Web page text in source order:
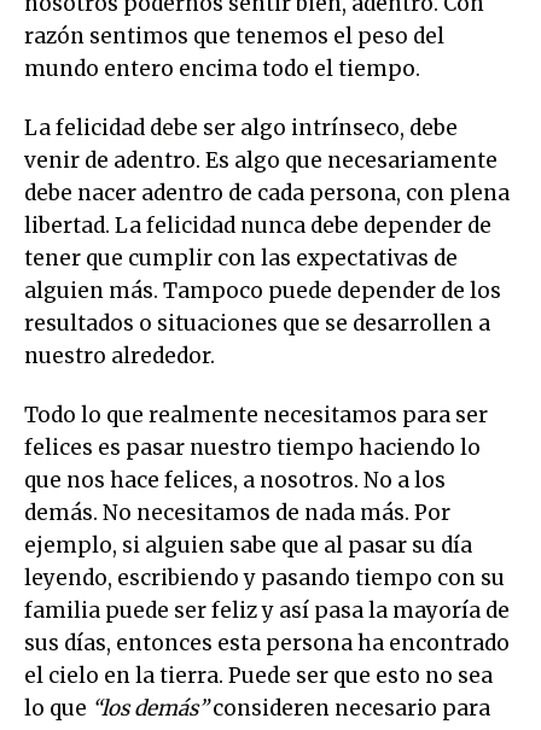
razón sentimos que tenemos el peso del
mundo entero encima todo el tiempo.
La felicidad debe ser algo intrínseco, debe
venir de adentro. Es algo que necesariamente
debe nacer adentro de cada persona, con plena
libertad. La felicidad nunca debe depender de
tener que cumplir con las expectativas de
alguien más. Tampoco puede depender de los
resultados o situaciones que se desarrollen a
nuestro alrededor.
Todo lo que realmente necesitamos para ser
felices es pasar nuestro tiempo haciendo lo
que nos hace felices, a nosotros. No a los
demás. No necesitamos de nada más. Por
ejemplo, si alguien sabe que al pasar su día
leyendo, escribiendo y pasando tiempo con su
familia puede ser feliz y así pasa la mayoría de
sus días, entonces esta persona ha encontrado
el cielo en la tierra. Puede ser que esto no sea
lo que “los demás”consideren necesario para